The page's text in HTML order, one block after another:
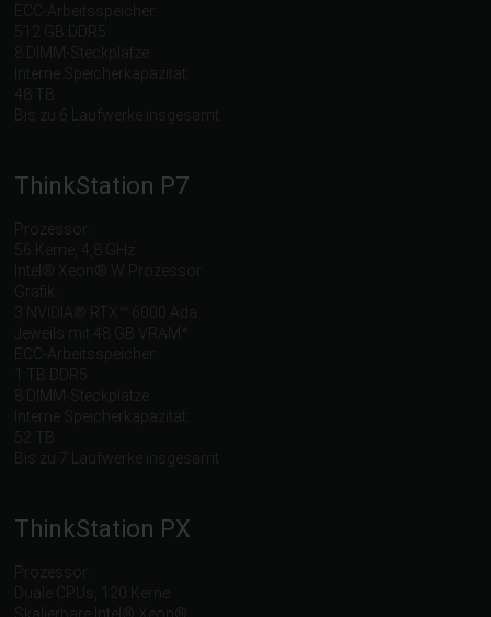
ECC-Arbeitsspeicher:
512 GB DDR5
8 DIMM-Steckplätze
Interne Speicherkapazität:
48 TB
Bis zu 6 Laufwerke insgesamt
ThinkStation P7
Prozessor:
56 Kerne, 4,8 GHz
Intel® Xeon® W Prozessor
Grafik:
3 NVIDIA® RTX™ 6000 Ada
Jeweils mit 48 GB VRAM*
ECC-Arbeitsspeicher:
1 TB DDR5
8 DIMM-Steckplätze
Interne Speicherkapazität:
Bis zu 7 Laufwerke insgesamt
ThinkStation PX
Prozessor:
Duale CPUs, 120 Kerne
Skalierbare Intel® Xeon®